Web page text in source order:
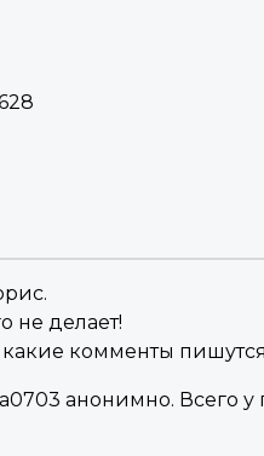
не делает!
комменты
анонимно. Всего